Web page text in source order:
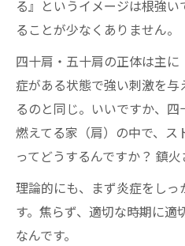
整体師がすすめる
稲城の整体現場で
肩甲骨への整体ア
▼ 「一生上がらない」
る』というイメージは根強
ることが少なくありません。
四十肩・五十肩の正体は主に
症がある状態で強い刺激を
るのと同じ。いいですか、四
燃えてる家（肩）の中で、ス
ってどうするんですか？ 鎮
理論的にも、まず炎症をし
す。焦らず、適切な時期に適
なんです。